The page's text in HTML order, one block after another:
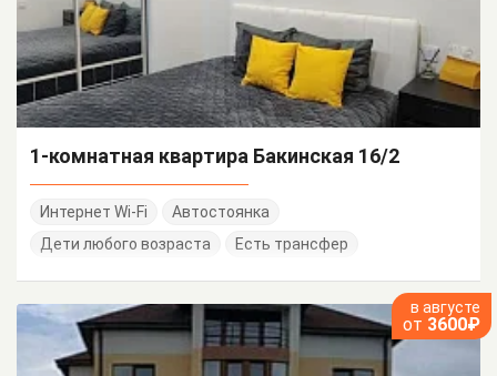
1-комнатная квартира Бакинская 16/2
Интернет Wi-Fi
Автостоянка
Дети любого возраста
Есть трансфер
в августе
от 3600₽